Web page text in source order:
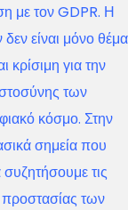
με τον GDPR. Η
είναι μόνο θέμα
για την
των
κόσμο. Στην
σημεία που
τις
προστασίας των